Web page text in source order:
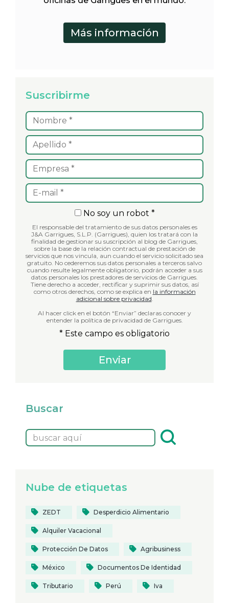
Suscribirme
No soy un robot *
El responsable del tratamiento de sus datos personales es
J&A Garrigues, S.L.P. (Garrigues), quien los tratará con la
finalidad de gestionar su suscripción al blog de Garrigues,
sobre la base de la relación contractual de prestación de
servicios que nos vincula, aun cuando el servicio solicitado sea
gratuito. No cederemos sus datos personales a terceros salvo
cuando resulte legalmente obligatorio, podrán acceder a sus
datos personales los prestadores de servicios de Garrigues.
Tiene derecho a acceder, rectificar y suprimir sus datos, así
como otros derechos, como se explica en la información
adicional sobre privacidad.
Al hacer click en el botón “Enviar” declaras conocer y
entender la política de privacidad de Garrigues.
* Este campo es obligatorio
Buscar
Nube de etiquetas
ZEDT Desperdicio Alimentario
Alquiler Vacacional
Protección De Datos Agribusiness
México Documentos De Identidad
Tributario Perú Iva